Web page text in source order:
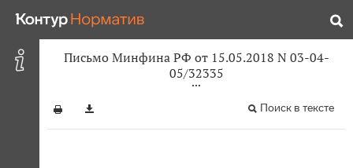
Письмо Минфина РФ от 15.05.2018 N 03-04-
05/32335
Поиск в тексте